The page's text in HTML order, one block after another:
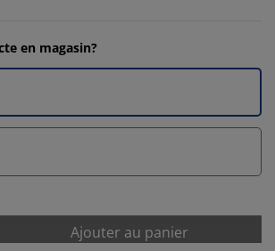
en magasin?
Ajouter au panier